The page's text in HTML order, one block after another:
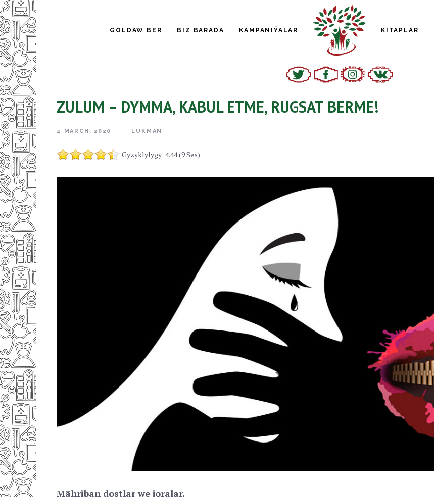
GOLDAW BER BIZ BARADA KAMPANIÝALAR KITAPLAR
ZULUM – DYMMA, KABUL ETME, RUGSAT BERME!
4 MARCH, 2020 LUKMAN
Gyzyklylygy: 4.44 (9 Ses)
Mähriban dostlar we joralar,